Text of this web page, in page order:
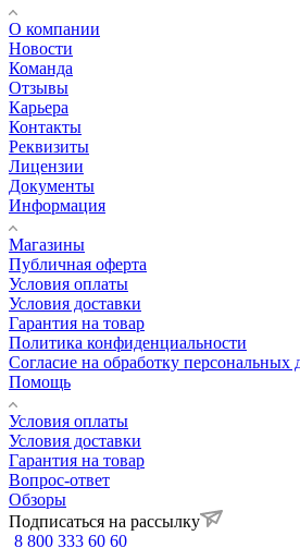
О компании
Новости
Команда
Отзывы
Карьера
Контакты
Реквизиты
Лицензии
Документы
Информация
Магазины
Публичная оферта
Условия оплаты
Условия доставки
Гарантия на товар
Политика конфиденциальности
Согласие на обработку персональных
Помощь
Условия оплаты
Условия доставки
Гарантия на товар
Вопрос-ответ
Обзоры
Подписаться на рассылку
8 800 333 60 60